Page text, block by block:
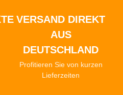
VERSAND DIREKT
AUS
DEUTSCHLAND
Profitieren Sie von kurzen
Lieferzeiten